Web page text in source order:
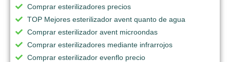
Comprar esterilizadores precios
TOP Mejores esterilizador avent quanto de agua
Comprar esterilizador avent microondas
Comprar esterilizadores mediante infrarrojos
Comprar esterilizador evenflo precio